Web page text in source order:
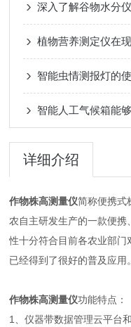
深入了解谷物水分
智能虫情测报灯的
智能人工气候箱能
详细介绍
作物株高测量仪简称便携式
农自主研发生产的一款便
性十分符合目前各农业部
已经得到了很好的普及应用。
作物株高测量仪功能特点：
1、仪器带数据管理云平台